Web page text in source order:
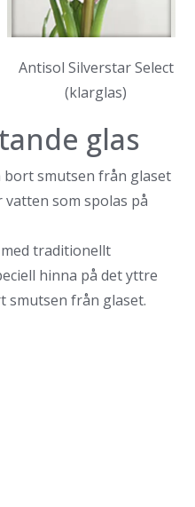
Antisol Silverstar Select
(klarglas)
glas
smutsen från glaset
som spolas på
traditionellt
hinna på det yttre
smutsen från glaset.